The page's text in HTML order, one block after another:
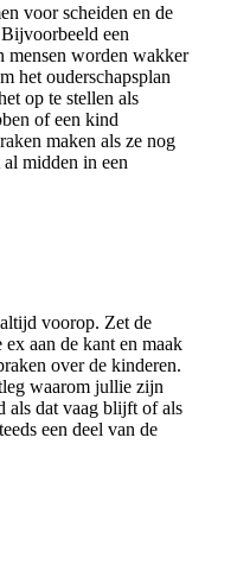
voor scheiden en de
een
mensen worden wakker
het ouderschapsplan
op te stellen als
of een kind
maken als ze nog
midden in een
voorop. Zet de
aan de kant en maak
over de kinderen.
waarom jullie zijn
als dat vaag blijft of als
een deel van de